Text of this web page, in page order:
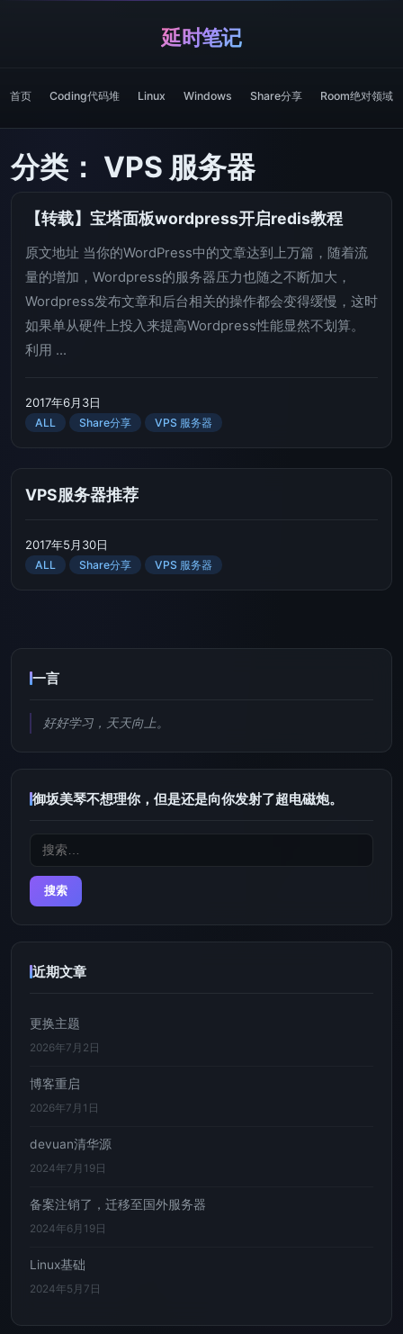
延时笔记
首页 Coding代码堆 Linux Windows Share分享 Room绝对领域
分类： VPS 服务器
【转载】宝塔面板wordpress开启redis教程
原文地址 当你的WordPress中的文章达到上万篇，随着流
量的增加，Wordpress的服务器压力也随之不断加大，
Wordpress发布文章和后台相关的操作都会变得缓慢，这时
如果单从硬件上投入来提高Wordpress性能显然不划算。
利用 ...
2017年6月3日
ALL Share分享 VPS 服务器
VPS服务器推荐
2017年5月30日
ALL Share分享 VPS 服务器
一言
好好学习，天天向上。
御坂美琴不想理你，但是还是向你发射了超电磁炮。
搜
近期文章
更换主题
2026年7月2日
博客重启
2026年7月1日
devuan清华源
2024年7月19日
备案注销了，迁移至国外服务器
2024年6月19日
Linux基础
2024年5月7日